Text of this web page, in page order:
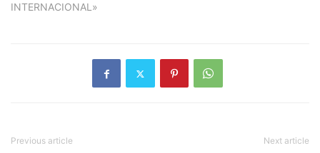
INTERNACIONAL»
Previous article Next article